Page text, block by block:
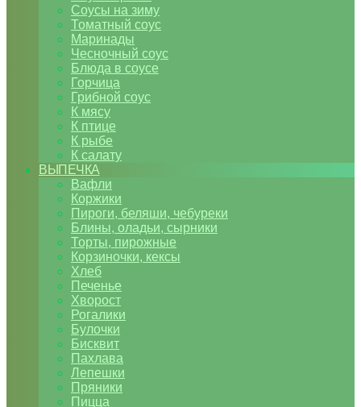
Соусы на зиму
Томатный соус
Маринады
Чесночный соус
Блюда в соусе
Горчица
Грибной соус
К мясу
К птице
К рыбе
К салату
ВЫПЕЧКА
Вафли
Коржики
Пироги, беляши, чебуреки
Блины, оладьи, сырники
Торты, пирожные
Корзиночки, кексы
Хлеб
Печенье
Хворост
Рогалики
Булочки
Бисквит
Пахлава
Лепешки
Пряники
Пицца